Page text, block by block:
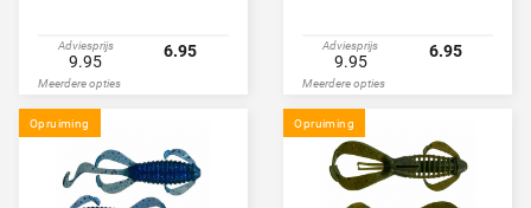
Adviesprijs
9.95
6.95
Meerdere opties
Adviesprijs
9.95
6.95
Meerdere opties
Opruiming Opruiming